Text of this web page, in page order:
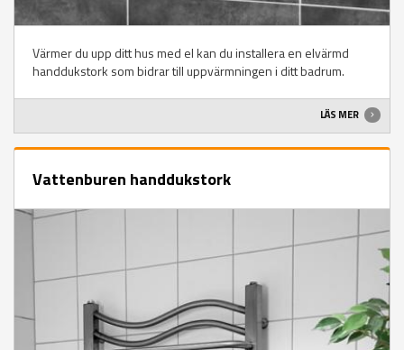
Värmer du upp ditt hus med el kan du installera en elvärmd
handdukstork som bidrar till uppvärmningen i ditt badrum.
LÄS MER
Vattenburen handdukstork